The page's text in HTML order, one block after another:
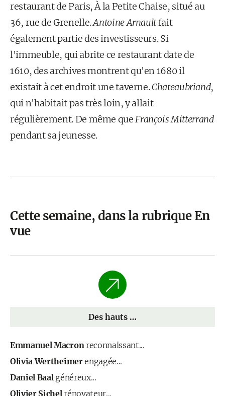
restaurant de Paris, À la Petite Chaise, situé au
36, rue de Grenelle.Antoine Arnaultfait
également partie des investisseurs. Si
l'immeuble, qui abrite ce restaurant date de
1610, des archives montrent qu'en 1680 il
existait à cet endroit une taverne.Chateaubriand,
qui n'habitait pas très loin, y allait
régulièrement. De même queFrançois Mitterrand
pendant sa jeunesse.
Cette semaine, dans la rubrique En
vue
Des hauts …
Emmanuel Macronreconnaissant...
Olivia Wertheimerengagée...
Daniel Baalgénéreux...
Olivier Sichelrénovateur...